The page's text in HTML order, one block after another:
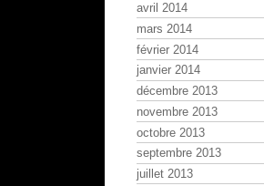
avril 2014
mars 2014
février 2014
janvier 2014
décembre 2013
novembre 2013
octobre 2013
septembre 2013
juillet 2013